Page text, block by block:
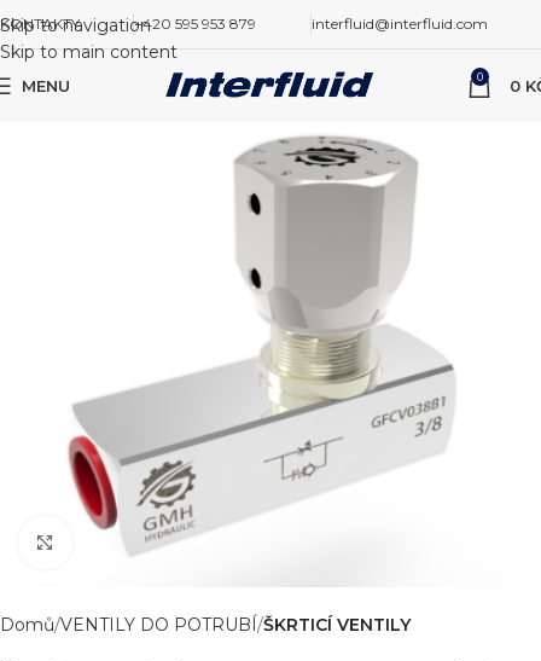
Skip to navigation
Skip to main content
KONTAKTY +420 595 953 879 interfluid@interfluid.com
MENU 0 0
Zvětšit obrázek
Domů VENTILY DO POTRUBÍ ŠKRTICÍ VENTILY